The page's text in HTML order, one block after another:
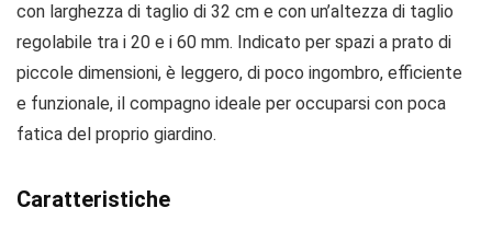
con larghezza di taglio di 32 cm e con un’altezza di taglio
regolabile tra i 20 e i 60 mm. Indicato per spazi a prato di
piccole dimensioni, è leggero, di poco ingombro, efficiente
e funzionale, il compagno ideale per occuparsi con poca
fatica del proprio giardino.
Caratteristiche